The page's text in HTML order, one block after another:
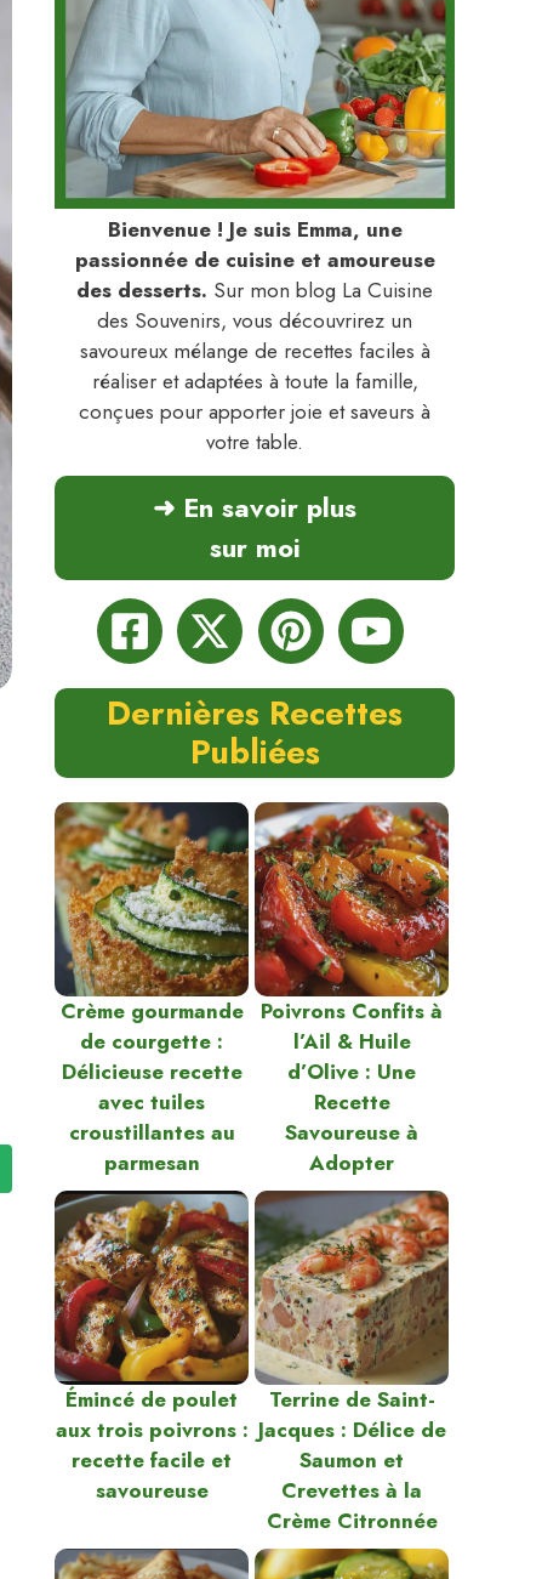
Bienvenue ! Je suis Emma, une
passionnée de cuisine et amoureuse
des desserts. Sur mon blog La Cuisine
des Souvenirs, vous découvrirez un
savoureux mélange de recettes faciles à
réaliser et adaptées à toute la famille,
conçues pour apporter joie et saveurs à
votre table.
➜ En savoir plus
sur moi
Dernières Recettes
Publiées
Crème gourmande
de courgette :
Délicieuse recette
avec tuiles
croustillantes au
parmesan
Poivrons Confits à
l’Ail & Huile
d’Olive : Une
Recette
Savoureuse à
Adopter
Émincé de poulet
aux trois poivrons :
recette facile et
savoureuse
Terrine de Saint-
Jacques : Délice de
Saumon et
Crevettes à la
Crème Citronnée